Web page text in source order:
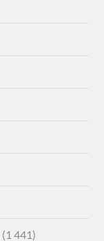
(1 441)